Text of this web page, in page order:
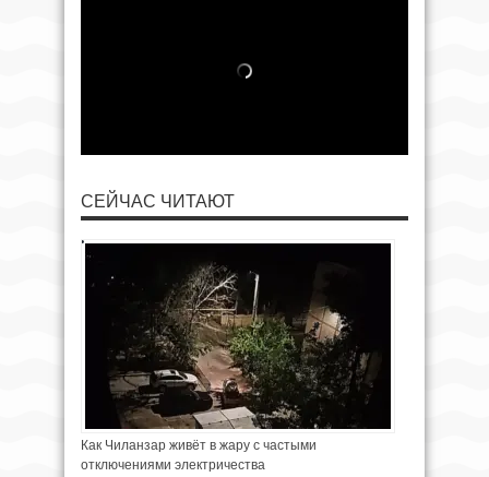
СЕЙЧАС ЧИТАЮТ
Как Чиланзар живёт в жару с частыми
отключениями электричества